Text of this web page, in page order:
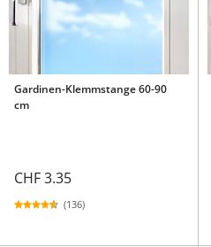
Gardinen-Klemmstange 60-90
cm
CHF 3.35
(136)